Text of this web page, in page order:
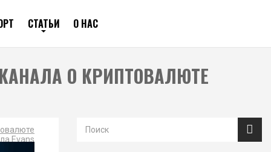
СТАТЬИ О НАС
О КРИПТОВАЛЮТЕ
Evans